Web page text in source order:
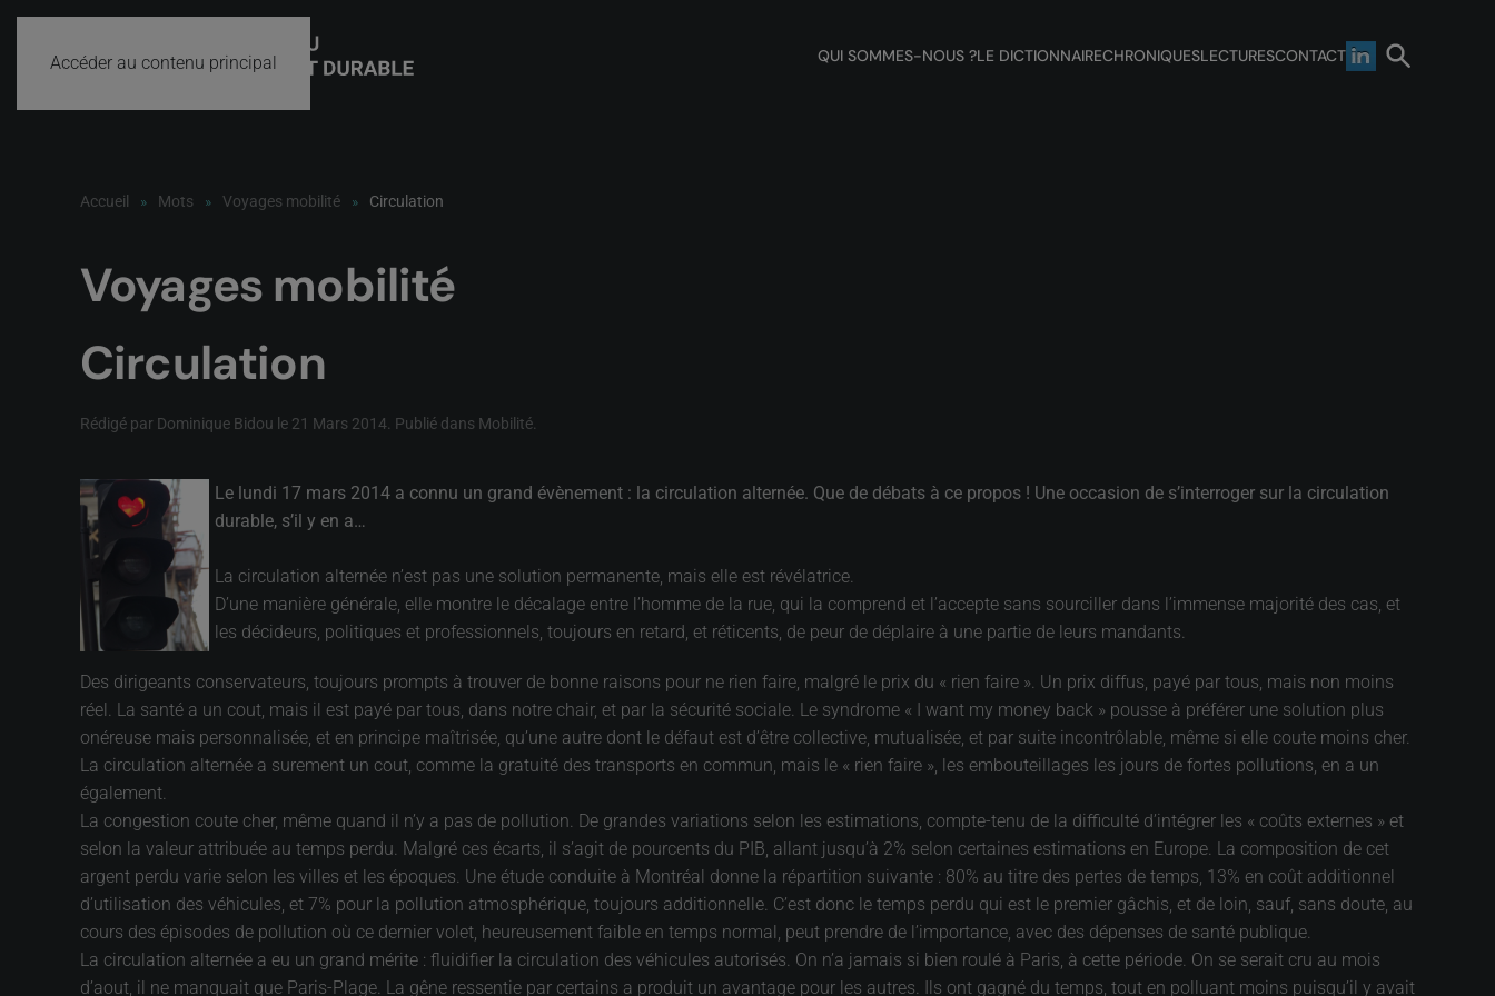
Accéder au contenu principal QUI SOMMES-NOUS ?LE DICTIONNAIRECHRONIQUESLECTURESCONTACT
Accueil Mots Voyages mobilité Circulation
Voyages mobilité
Circulation
Rédigé par Dominique Bidou le 21 Mars 2014 . Publié dans Mobilité
Le lundi 17 mars 2014 a connu un grand évènement : la circulation alternée. Que de débats à ce propos ! Une occasion de s’interroger sur la circulation
durable, s’il y en a…
La circulation alternée n’est pas une solution permanente, mais elle est révélatrice.
D’une manière générale, elle montre le décalage entre l’homme de la rue, qui la comprend et l’accepte sans sourciller dans l’immense majorité des cas, et
les décideurs, politiques et professionnels, toujours en retard, et réticents, de peur de déplaire à une partie de leurs mandants.
Des dirigeants conservateurs, toujours prompts à trouver de bonne raisons pour ne rien faire, malgré le prix du « rien faire ». Un prix diffus, payé par tous, mais non moins
réel. La santé a un cout, mais il est payé par tous, dans notre chair, et par la sécurité sociale. Le syndrome « I want my money back » pousse à préférer une solution plus
onéreuse mais personnalisée, et en principe maîtrisée, qu’une autre dont le défaut est d’être collective, mutualisée, et par suite incontrôlable, même si elle coute moins cher.
La circulation alternée a surement un cout, comme la gratuité des transports en commun, mais le « rien faire », les embouteillages les jours de fortes pollutions, en a un
également.
La congestion coute cher, même quand il n’y a pas de pollution. De grandes variations selon les estimations, compte-tenu de la difficulté d’intégrer les « coûts externes » et
selon la valeur attribuée au temps perdu. Malgré ces écarts, il s’agit de pourcents du PIB, allant jusqu’à 2% selon certaines estimations en Europe. La composition de cet
argent perdu varie selon les villes et les époques. Une étude conduite à Montréal donne la répartition suivante : 80% au titre des pertes de temps, 13% en coût additionnel
d’utilisation des véhicules, et 7% pour la pollution atmosphérique, toujours additionnelle. C’est donc le temps perdu qui est le premier gâchis, et de loin, sauf, sans doute, au
cours des épisodes de pollution où ce dernier volet, heureusement faible en temps normal, peut prendre de l’importance, avec des dépenses de santé publique.
La circulation alternée a eu un grand mérite : fluidifier la circulation des véhicules autorisés. On n’a jamais si bien roulé à Paris, à cette période. On se serait cru au mois
d’aout, il ne manquait que Paris-Plage. La gêne ressentie par certains a produit un avantage pour les autres. Ils ont gagné du temps, tout en polluant moins puisqu’il y avait